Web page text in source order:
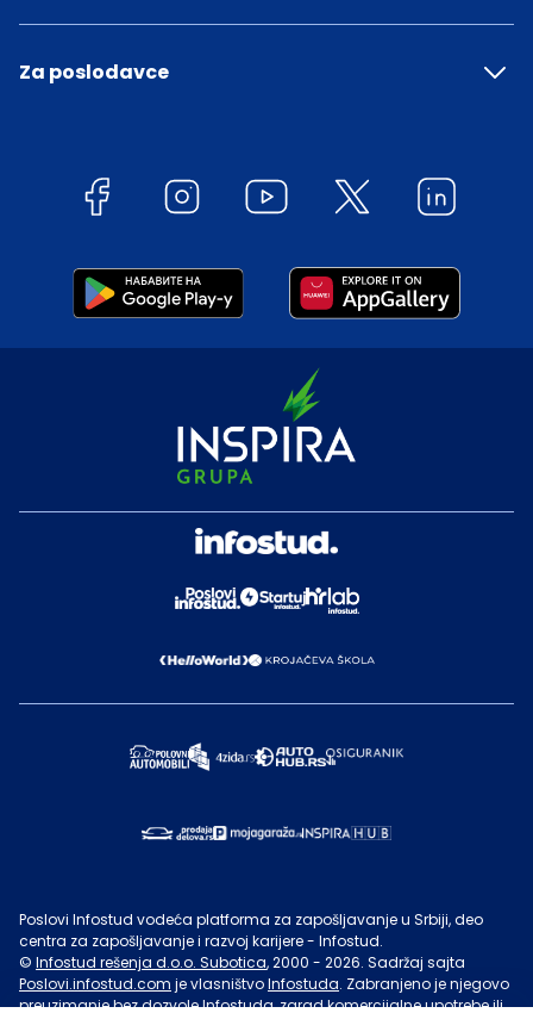
Za poslodavce
Poslovi Infostud vodeća platforma za zapošljavanje u Srbiji, deo
centra za zapošljavanje i razvoj karijere - Infostud.
© Infostud rešenja d.o.o. Subotica, 2000 - 2026. Sadržaj sajta
Poslovi.infostud.com je vlasništvoInfostuda. Zabranjeno je njegovo
preuzimanje bez dozvoleInfostuda, zarad komercijalne upotrebe ili